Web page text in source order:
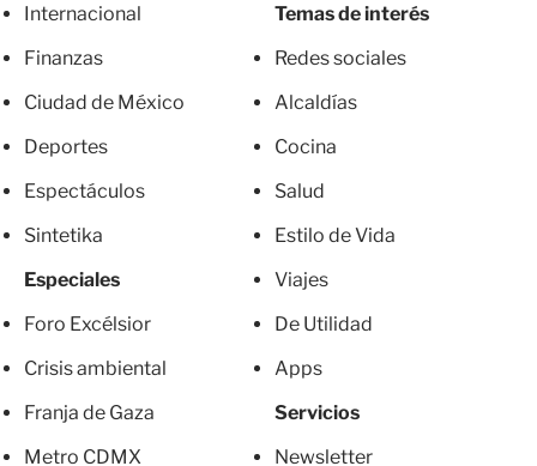
Internacional
Finanzas
Ciudad de México
Deportes
Espectáculos
Sintetika
Especiales
Foro Excélsior
Crisis ambiental
Franja de Gaza
Metro CDMX
Temas de interés
Redes sociales
Alcaldías
Cocina
Salud
Estilo de Vida
Viajes
De Utilidad
Apps
Servicios
Newsletter